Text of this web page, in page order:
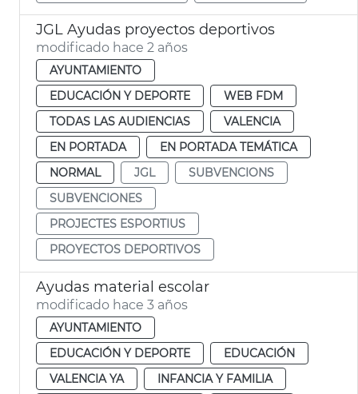
JGL Ayudas proyectos deportivos
modificado hace 2 años
AYUNTAMIENTO
EDUCACIÓN Y DEPORTE
WEB FDM
TODAS LAS AUDIENCIAS
VALENCIA
EN PORTADA
EN PORTADA TEMÁTICA
NORMAL
JGL
SUBVENCIONS
SUBVENCIONES
PROJECTES ESPORTIUS
PROYECTOS DEPORTIVOS
Ayudas material escolar
modificado hace 3 años
AYUNTAMIENTO
EDUCACIÓN Y DEPORTE
EDUCACIÓN
VALENCIA YA
INFANCIA Y FAMILIA